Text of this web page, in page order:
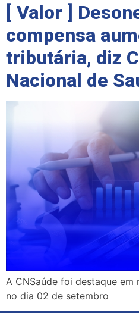
[ Valor ]
compensa
tributária, diz
Nacional de
A CNSaúde foi destaque
no dia 02 de setembro